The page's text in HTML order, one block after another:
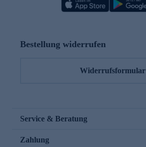
Bestellung widerrufen
Widerrufsformular
Service & Beratung
Zahlung